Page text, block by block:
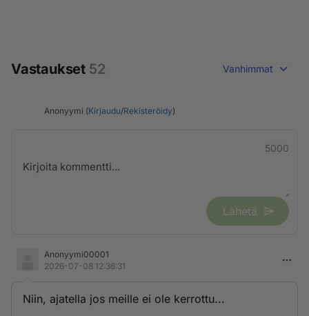
Vastaukset 52 Vanhimmat
Anonyymi (Kirjaudu/Rekisteröidy)
5000
Lähetä
Anonyymi00001
2026-07-08 12:36:31
Niin, ajatella jos meille ei ole kerrottu...